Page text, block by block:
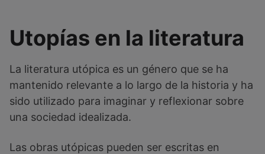
Utopías en la literatura
La literatura utópica es un género que se ha
mantenido relevante a lo largo de la historia y ha
sido utilizado para imaginar y reflexionar sobre
una sociedad idealizada.
Las obras utópicas pueden ser escritas en